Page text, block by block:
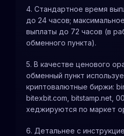
4. Стандартное время
до 24 часов;
выплаты до 72 часов (в
обменного пункта).
5. В качестве ценового
обменный пункт
криптовалютные биржи:
bitexbit.com, bitstamp.net,
хеджируются по маркет
6. Детальнее с